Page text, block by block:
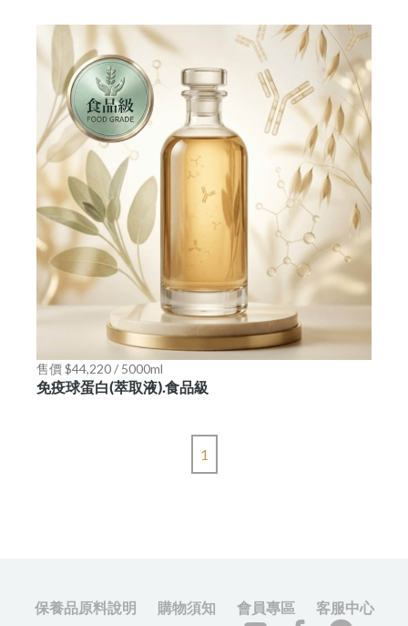
售價 $44,220 / 5000ml
免疫球蛋白(萃取液).食品級
1
保養品原料說明 購物須知 會員專區 客服中心